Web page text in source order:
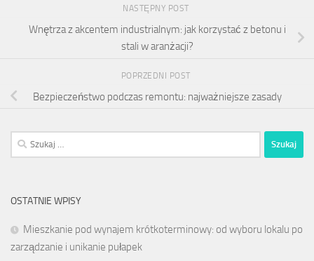
NASTĘPNY POST
Wnętrza z akcentem industrialnym: jak korzystać z betonu i
stali w aranżacji?
POPRZEDNI POST
Bezpieczeństwo podczas remontu: najważniejsze zasady
Szukaj:
OSTATNIE WPISY
Mieszkanie pod wynajem krótkoterminowy: od wyboru lokalu po
zarządzanie i unikanie pułapek